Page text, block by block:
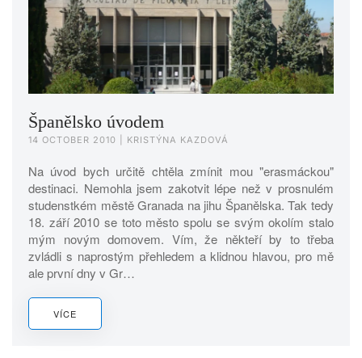
Španělsko úvodem
14 OCTOBER 2010 | KRISTÝNA KAZDOVÁ
Na úvod bych určitě chtěla zmínit mou "erasmáckou"
destinaci. Nemohla jsem zakotvit lépe než v prosnulém
studenstkém městě Granada na jihu Španělska. Tak tedy
18. září 2010 se toto město spolu se svým okolím stalo
mým novým domovem. Vím, že někteří by to třeba
zvládli s naprostým přehledem a klidnou hlavou, pro mě
ale první dny v Gr…
VÍCE